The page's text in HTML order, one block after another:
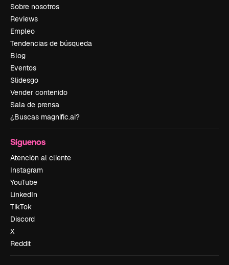
Sobre nosotros
Reviews
Empleo
Tendencias de búsqueda
Blog
Eventos
Slidesgo
Vender contenido
Sala de prensa
¿Buscas magnific.ai?
Síguenos
Atención al cliente
Instagram
YouTube
LinkedIn
TikTok
Discord
X
Reddit